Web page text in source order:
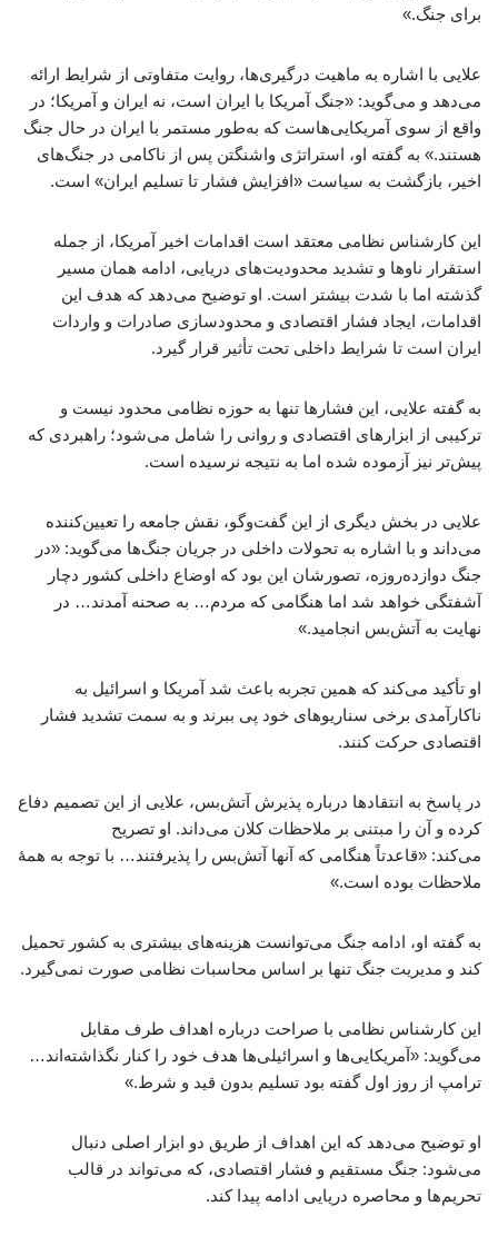
برای جنگ.»
علایی با اشاره به ماهیت درگیری‌ها، روایت متفاوتی از شرایط ارائه
می‌دهد و می‌گوید: «جنگ آمریکا با ایران است، نه ایران و آمریکا؛ در
واقع از سوی آمریکایی‌هاست که به‌طور مستمر با ایران در حال جنگ
هستند.» به گفته او، استراتژی واشنگتن پس از ناکامی در جنگ‌های
اخیر، بازگشت به سیاست «افزایش فشار تا تسلیم ایران» است.
این کارشناس نظامی معتقد است اقدامات اخیر آمریکا، از جمله
استقرار ناوها و تشدید محدودیت‌های دریایی، ادامه همان مسیر
گذشته اما با شدت بیشتر است. او توضیح می‌دهد که هدف این
اقدامات، ایجاد فشار اقتصادی و محدودسازی صادرات و واردات
ایران است تا شرایط داخلی تحت تأثیر قرار گیرد.
به گفته علایی، این فشارها تنها به حوزه نظامی محدود نیست و
ترکیبی از ابزارهای اقتصادی و روانی را شامل می‌شود؛ راهبردی که
پیش‌تر نیز آزموده شده اما به نتیجه نرسیده است.
علایی در بخش دیگری از این گفت‌وگو، نقش جامعه را تعیین‌کننده
می‌داند و با اشاره به تحولات داخلی در جریان جنگ‌ها می‌گوید: «در
جنگ دوازده‌روزه، تصورشان این بود که اوضاع داخلی کشور دچار
آشفتگی خواهد شد اما هنگامی که مردم… به صحنه آمدند… در
نهایت به آتش‌بس انجامید.»
او تأکید می‌کند که همین تجربه باعث شد آمریکا و اسرائیل به
ناکارآمدی برخی سناریوهای خود پی ببرند و به سمت تشدید فشار
اقتصادی حرکت کنند.
در پاسخ به انتقادها درباره پذیرش آتش‌بس، علایی از این تصمیم دفاع
کرده و آن را مبتنی بر ملاحظات کلان می‌داند. او تصریح
می‌کند: «قاعدتاً هنگامی که آنها آتش‌بس را پذیرفتند… با توجه به همهٔ
ملاحظات بوده است.»
به گفته او، ادامه جنگ می‌توانست هزینه‌های بیشتری به کشور تحمیل
کند و مدیریت جنگ تنها بر اساس محاسبات نظامی صورت نمی‌گیرد.
این کارشناس نظامی با صراحت درباره اهداف طرف مقابل
می‌گوید: «آمریکایی‌ها و اسرائیلی‌ها هدف خود را کنار نگذاشته‌اند…
ترامپ از روز اول گفته بود تسلیم بدون قید و شرط.»
او توضیح می‌دهد که این اهداف از طریق دو ابزار اصلی دنبال
می‌شود: جنگ مستقیم و فشار اقتصادی، که می‌تواند در قالب
تحریم‌ها و محاصره دریایی ادامه پیدا کند.